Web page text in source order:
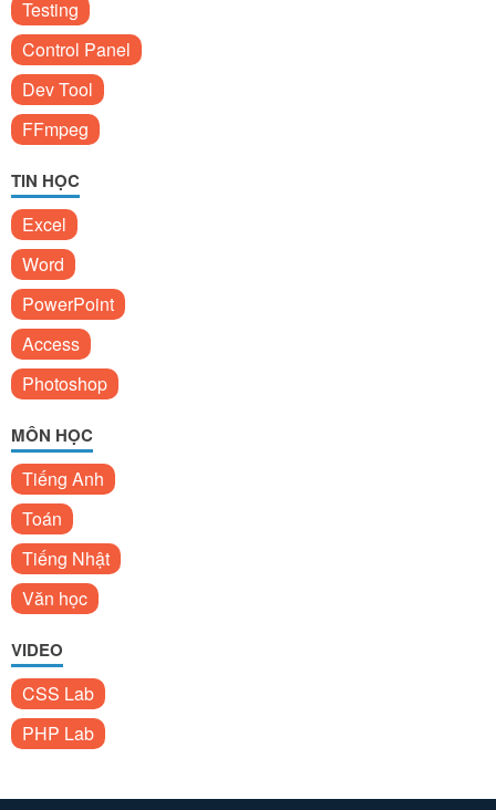
Testing
Control Panel
Dev Tool
FFmpeg
TIN HỌC
Excel
Word
PowerPoint
Access
Photoshop
MÔN HỌC
Tiếng Anh
Toán
Tiếng Nhật
Văn học
VIDEO
CSS Lab
PHP Lab